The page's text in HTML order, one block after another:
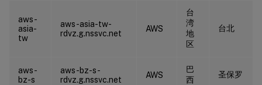
aws-
asia-
tw
aws-asia-tw-
rdvz.g.nssvc.net
AWS
台
湾
地
区
台北
aws-
bz-s
aws-bz-s-
rdvz.g.nssvc.net
AWS
巴
西
圣保罗